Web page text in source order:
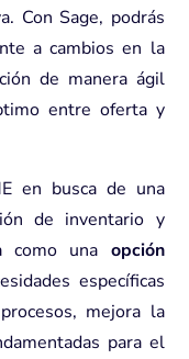
Con Sage, podrás
a cambios en la
de manera ágil
entre oferta y
en busca de una
de inventario y
como una opción
específicas
mejora la
para el